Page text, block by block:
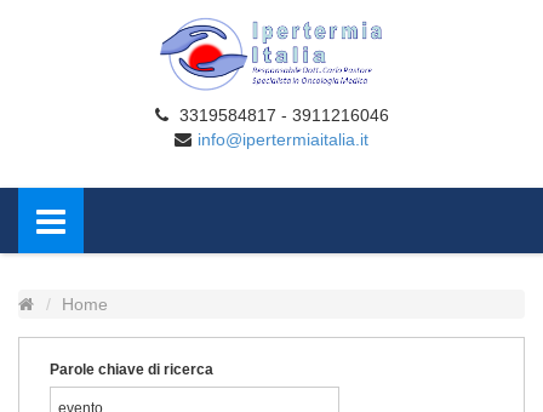
3319584817 - 3911216046
info@ipertermiaitalia.it
Home
Parole chiave di ricerca